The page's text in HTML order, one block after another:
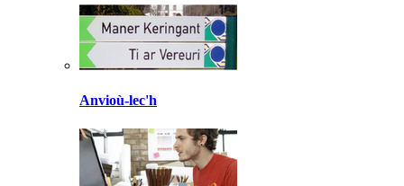
Anvioù-lec'h